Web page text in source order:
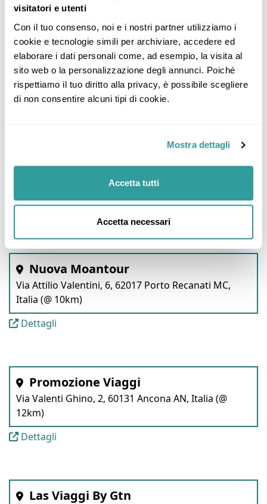
visitatori e utenti
Con il tuo consenso, noi e i nostri partner utilizziamo i
cookie e tecnologie simili per archiviare, accedere ed
elaborare i dati personali come, ad esempio, la visita al
sito web o la personalizzazione degli annunci. Poiché
rispettiamo il tuo diritto alla privacy, è possibile scegliere
di non consentire alcuni tipi di cookie.
Mostra dettagli
Accetta tutti
Accetta necessari
Etnika Viaggi
Via Gaetano Donizetti, 25, 60022 Castelfidardo AN,
Italia (@ 0km)
Dettagli
Dettagli
Nuova Moantour
Via Attilio Valentini, 6, 62017 Porto Recanati MC,
Italia (@ 10km)
Dettagli
Promozione Viaggi
Via Valenti Ghino, 2, 60131 Ancona AN, Italia (@
12km)
Dettagli
Las Viaggi By Gtn